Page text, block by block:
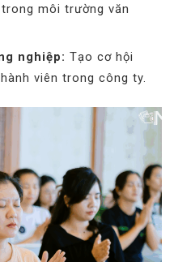
môi trường văn
nghiệp: Tạo cơ hội
viên trong công ty.